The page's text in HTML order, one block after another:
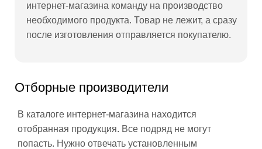
интернет-магазина команду на производство
необходимого продукта. Товар не лежит, а сразу
после изготовления отправляется покупателю.
Отборные производители
В каталоге интернет-магазина находится
отобранная продукция. Все подряд не могут
попасть. Нужно отвечать установленным